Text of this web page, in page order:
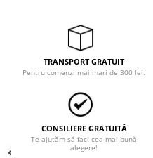
îmbrăcăminte pentru damă
Rezistent la flacăra
Vizibilitate înalta hi-vis
îmbrăcăminte asistente/doctori
îmbrăcăminte bucătari
îmbrăcăminte de lucru
înaltă vizibilitate hi-vis
TRANSPORT GRATUIT
Pentru comenzi mai mari de 300 lei.
CONSILIERE GRATUITĂ
Te ajutăm să faci cea mai bună
alegere!